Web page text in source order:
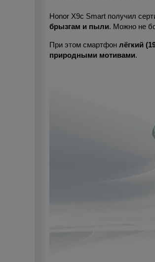
Honor X9c Smart получил
брызгам и пыли. Можно не
При этом смартфон лёгкий
природными мотивами.